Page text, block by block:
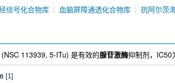
信号化合物库 血脑屏障通透化合物库 抗阿尔茨
113939, 5-ITu) 是有效的腺苷激酶抑制剂，IC50
[1]